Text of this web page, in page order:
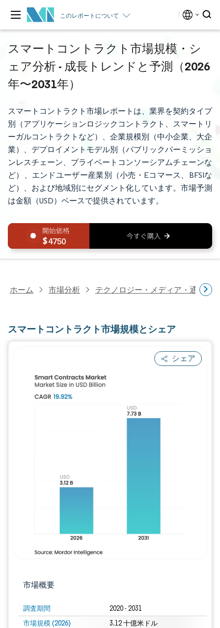
このレポートについて
スマートコントラクト市場規模・シ
ェア分析 - 成長トレンドと予測（2026
年〜2031年）
スマートコントラクト市場レポートは、業界を契約タイプ
別（アプリケーションロジックコントラクト、スマートリ
ーガルコントラクトなど）、企業規模別（中小企業、大企
業）、デプロイメントモデル別（パブリックパーミッショ
ンレスチェーン、プライベートコンソーシアムチェーンな
ど）、エンドユーザー産業別（小売・Eコマース、BFSIな
ど）、および地域別にセグメント化しています。市場予測
は金額（USD）ベースで提供されています。
4750
ホーム 市場分析 テクノロジー・メディア・通信研
スマートコントラクト市場規模とシェア
シェア
市場概要
調査期間 2020 - 2031
市場規模 (2026) 3.12 十億米ドル